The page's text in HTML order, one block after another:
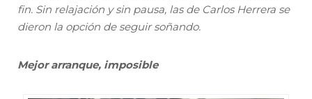
fin. Sin relajación y sin pausa, las de Carlos Herrera se
dieron la opción de seguir soñando.
Mejor arranque, imposible